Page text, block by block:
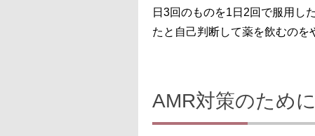
日3回のものを1日2回で服用し
たと自己判断して薬を飲むのを
AMR対策のため